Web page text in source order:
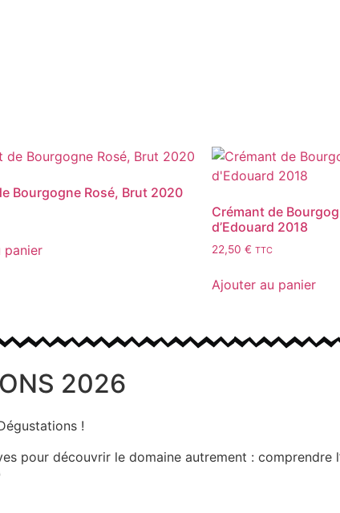
Bourgogne Rosé, Brut 2020
panier
Crémant de
d’Edouard 2018
22,50 € TTC
Ajouter au panier
2026
!
pour découvrir le domaine autrement :